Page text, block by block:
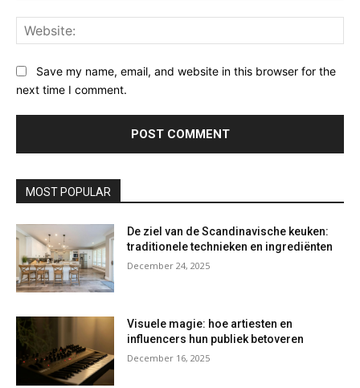
Save my name, email, and website in this browser for the
next time I comment.
MOST POPULAR
De ziel van de Scandinavische keuken:
traditionele technieken en ingrediënten
December 24, 2025
Visuele magie: hoe artiesten en
influencers hun publiek betoveren
December 16, 2025